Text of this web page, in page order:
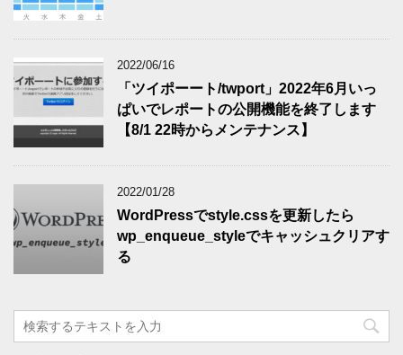
2022/06/16
「ツイポーート/twport」2022年6月いっ
ぱいでレポートの公開機能を終了します
【8/1 22時からメンテナンス】
2022/01/28
WordPressでstyle.cssを更新したら
wp_enqueue_styleでキャッシュクリアす
る